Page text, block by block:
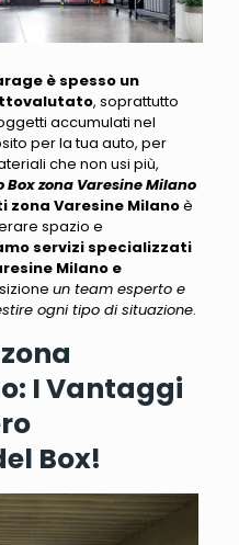
è spesso un
, soprattutto
accumulati nel
per la tua auto, per
che non usi più,
Box zona Varesine Milano
Varesine Milanoè
spazio e
servizi specializzati
Milano e
un team esperto e
ogni tipo di situazione.
I Vantaggi
Box!